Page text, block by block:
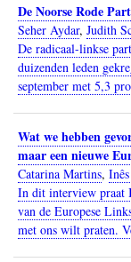
De Noorse Rode
Seher Aydar, Judith
De radicaal-linkse
duizenden leden
september met 5,3
Wat we hebben
maar een nieuwe
Catarina Martins,
In dit interview praat
van de Europese
met ons wilt praten.